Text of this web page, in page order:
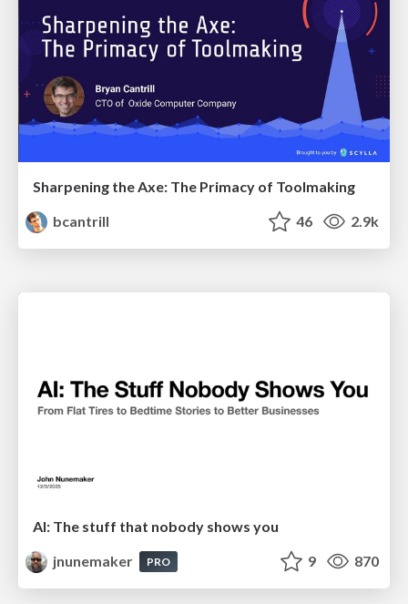
Sharpening the Axe: The Primacy of Toolmaking
bcantrill
46 2.9k
AI: The stuff that nobody shows you
jnunemaker
PRO 9 870